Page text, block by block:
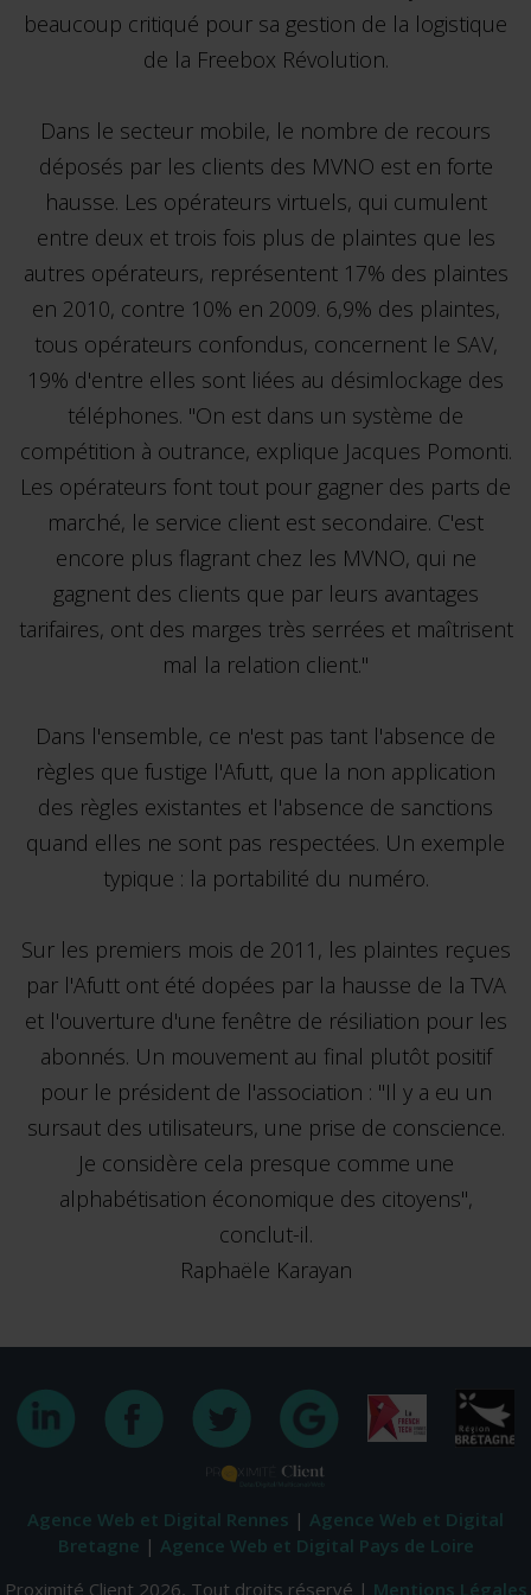
beaucoup critiqué pour sa gestion de la logistique
de la Freebox Révolution.
Dans le secteur mobile, le nombre de recours
déposés par les clients des MVNO est en forte
hausse. Les opérateurs virtuels, qui cumulent
entre deux et trois fois plus de plaintes que les
autres opérateurs, représentent 17% des plaintes
en 2010, contre 10% en 2009. 6,9% des plaintes,
tous opérateurs confondus, concernent le SAV,
19% d'entre elles sont liées au désimlockage des
téléphones. "On est dans un système de
compétition à outrance, explique Jacques Pomonti.
Les opérateurs font tout pour gagner des parts de
marché, le service client est secondaire. C'est
encore plus flagrant chez les MVNO, qui ne
gagnent des clients que par leurs avantages
tarifaires, ont des marges très serrées et maîtrisent
mal la relation client."
Dans l'ensemble, ce n'est pas tant l'absence de
règles que fustige l'Afutt, que la non application
des règles existantes et l'absence de sanctions
quand elles ne sont pas respectées. Un exemple
typique : la portabilité du numéro.
Sur les premiers mois de 2011, les plaintes reçues
par l'Afutt ont été dopées par la hausse de la TVA
et l'ouverture d'une fenêtre de résiliation pour les
abonnés. Un mouvement au final plutôt positif
pour le président de l'association : "Il y a eu un
sursaut des utilisateurs, une prise de conscience.
Je considère cela presque comme une
alphabétisation économique des citoyens",
conclut-il.
Raphaële Karayan
Agence Web et Digital Rennes | Agence Web et Digital
Bretagne | Agence Web et Digital Pays de Loire
Proximité Client 2026, Tout droits réservé | Mentions Légales